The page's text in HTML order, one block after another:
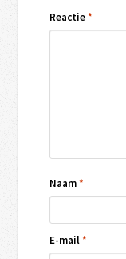
Reactie*
Naam*
E-mail*